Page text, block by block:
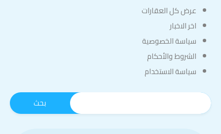
عرض كل العقارات
اخر الاخبار
سياسة الخصوصية
الشروط والأحكام
سياسة الاستخدام